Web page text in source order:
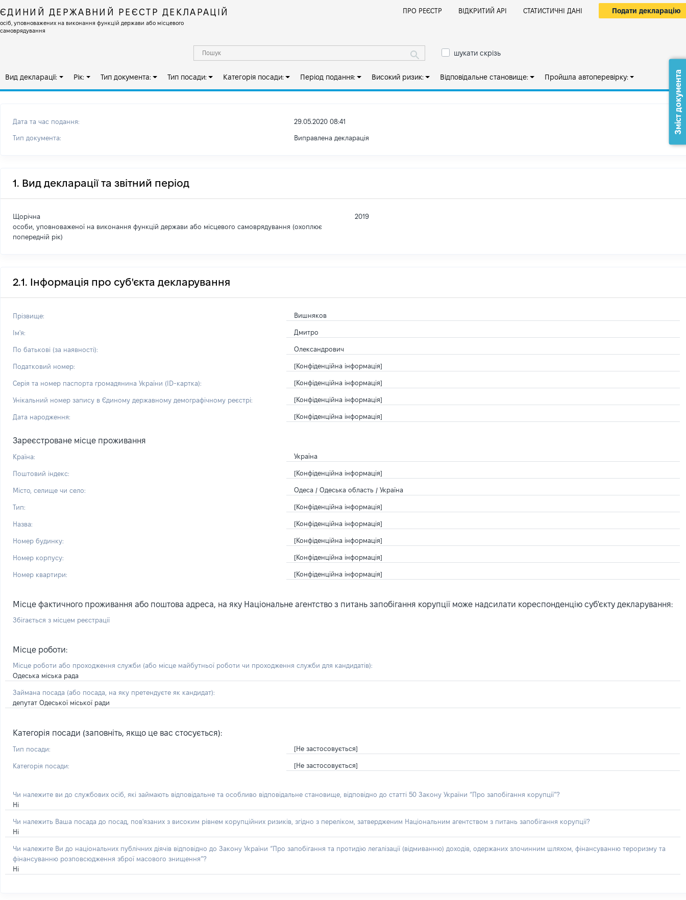
ЄДИНИЙ ДЕРЖАВНИЙ РЕЄСТР ДЕКЛАРАЦІЙ
осіб, уповноважених на виконання функцій держави або місцевого
самоврядування
ПРО РЕЄСТР ВІДКРИТИЙ АРІ СТАТИСТИЧНІ ДАНІ Подати декларацію
шукати скрізь
Вид декларації: Рік: Тип документа: Тип посади: Категорія посади: Період подання: Високий ризик: Відповідальне становище: Пройшла автоперевірку:
Дата та час подання: 29.05.2020 08:41
Тип документа: Виправлена декларація
1. Вид декларації та звітний період
Щорічна
особи, уповноваженої на виконання функцій держави або місцевого самоврядування (охоплює
попередній рік)
2019
2.1. Інформація про суб'єкта декларування
Прізвище: Вишняков
Ім'я: Дмитро
По батькові (за наявності): Олександрович
Податковий номер: [Конфіденційна інформація]
Серія та номер паспорта громадянина України (ID-картка): [Конфіденційна інформація]
Унікальний номер запису в Єдиному державному демографічному реєстрі: [Конфіденційна інформація]
Дата народження: [Конфіденційна інформація]
Зареєстроване місце проживання
Країна: Україна
Поштовий індекс: [Конфіденційна інформація]
Місто, селище чи село: Одеса / Одеська область / Україна
Тип: [Конфіденційна інформація]
Назва: [Конфіденційна інформація]
Номер будинку: [Конфіденційна інформація]
Номер корпусу: [Конфіденційна інформація]
Номер квартири: [Конфіденційна інформація]
Місце фактичного проживання або поштова адреса, на яку Національне агентство з питань запобігання корупції може надсилати кореспонденцію суб'єкту декларування:
Збігається з місцем реєстрації
Місце роботи:
Місце роботи або проходження служби (або місце майбутньої роботи чи проходження служби для кандидатів):
Одеська міська рада
Займана посада (або посада, на яку претендуєте як кандидат):
депутат Одеської міської ради
Категорія посади (заповніть, якщо це вас стосується):
Тип посади: [Не застосовується]
Категорія посади: [Не застосовується]
Чи належите ви до службових осіб, які займають відповідальне та особливо відповідальне становище, відповідно до статті 50 Закону України “Про запобігання корупції”?
Ні
Чи належить Ваша посада до посад, пов'язаних з високим рівнем корупційних ризиків, згідно з переліком, затвердженим Національним агентством з питань запобігання корупції?
Ні
Чи належите Ви до національних публічних діячів відповідно до Закону України “Про запобігання та протидію легалізації (відмиванню) доходів, одержаних злочинним шляхом, фінансуванню тероризму та
фінансуванню розповсюдження зброї масового знищення”?
Ні
Зміст документа